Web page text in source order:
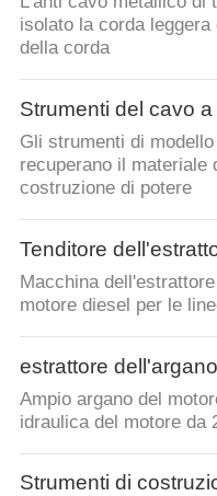
isolato la corda
della corda
Strumenti del cavo
Gli strumenti di
recuperano il materiale
costruzione di potere
Tenditore
Macchina
motore diesel per le
estrattore
Ampio argano del
idraulica del motore da
Strumenti di